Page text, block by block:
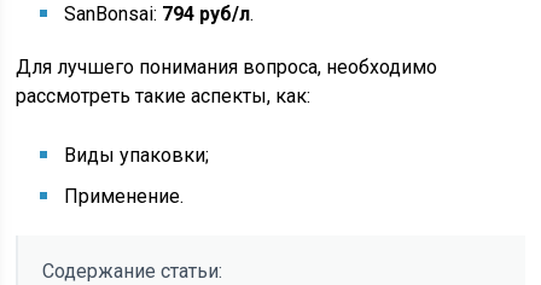
SanBonsai: 794 руб/л.
Для лучшего понимания вопроса, необходимо
рассмотреть такие аспекты, как:
Виды упаковки;
Применение.
Содержание статьи: